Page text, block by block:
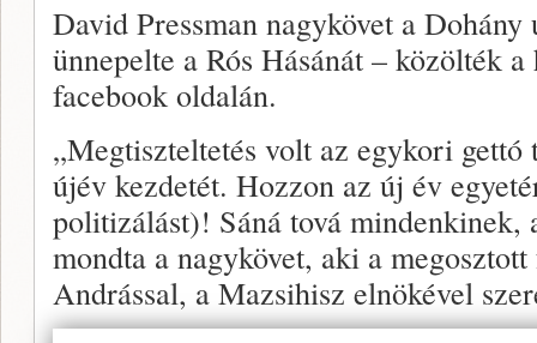
David Pressman nagykövet a Dohány
ünnepelte a Rós Hásánát – közölték
facebook oldalán.
„Megtiszteltetés volt az egykori
újév kezdetét. Hozzon az új év
politizálást)! Sáná tová mindenkinek,
mondta a nagykövet, aki a
Andrással, a Mazsihisz elnökével